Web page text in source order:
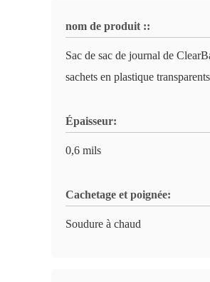
nom de produit ::
Sac de sac de journal de
sachets en plastique
Épaisseur:
0,6 mils
Cachetage et poignée:
Soudure à chaud